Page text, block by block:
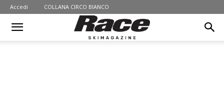
Accedi COLLANA CIRCO BIANCO